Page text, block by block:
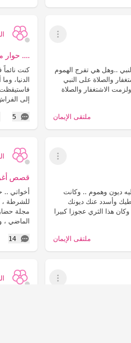
عرض القائمة
..وهل هي تفرج الهموم
والصلاة على النبي
الاشتغفار والصلاة
ملتقى الإيمان
.... حوار
كنت
الدنيا،
إلى
5
التعليقات
عرض القائمة
ديون وهموم .. وكانت
وأسدد عنك ديونك
هذا الثري عجوزا كبيرا
ملتقى الإيمان
قصص
أخواتي ..
للشرطة ،
مجلة
الماضي ،
14
التعليقات
عرض القائمة